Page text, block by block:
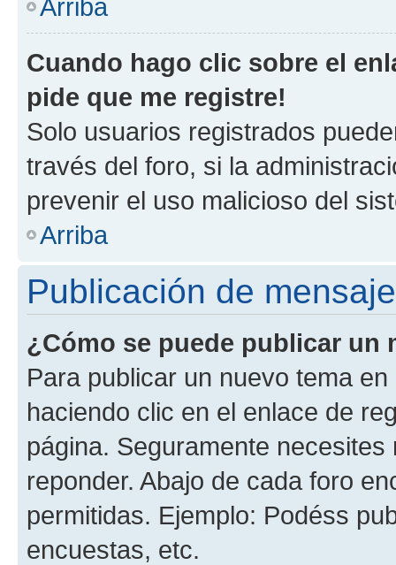
Arriba
Cuando hago clic sobre el
pide que me registre!
Solo usuarios registrados
través del foro, si la
prevenir el uso malicioso del
Arriba
Publicación de
¿Cómo se puede publicar un
Para publicar un nuevo tema
haciendo clic en el enlace de
página. Seguramente
reponder. Abajo de cada foro
permitidas. Ejemplo: Podéss
encuestas, etc.